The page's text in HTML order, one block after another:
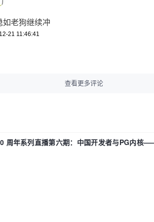
如老狗继续冲
21 11:46:41
查看更多评论
周年系列直播第六期：中国开发者与PG内核